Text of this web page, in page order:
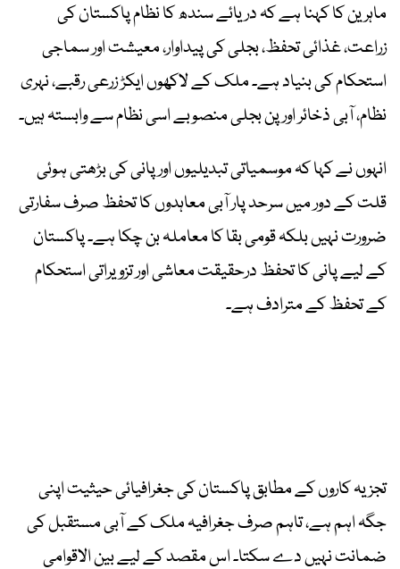
ماہرین کا کہنا ہے کہ دریائے سندھ کا نظام پاکستان کی
زراعت، غذائی تحفظ، بجلی کی پیداوار، معیشت اور سماجی
استحکام کی بنیاد ہے۔ ملک کے لاکھوں ایکڑ زرعی رقبے، نہری
نظام، آبی ذخائر اور پن بجلی منصوبے اسی نظام سے وابستہ ہیں۔
انہوں نے کہا کہ موسمیاتی تبدیلیوں اور پانی کی بڑھتی ہوئی
قلت کے دور میں سرحد پار آبی معاہدوں کا تحفظ صرف سفارتی
ضرورت نہیں بلکہ قومی بقا کا معاملہ بن چکا ہے۔ پاکستان
کے لیے پانی کا تحفظ درحقیقت معاشی اور تزویراتی استحکام
کے تحفظ کے مترادف ہے۔
تجزیہ کاروں کے مطابق پاکستان کی جغرافیائی حیثیت اپنی
جگہ اہم ہے، تاہم صرف جغرافیہ ملک کے آبی مستقبل کی
ضمانت نہیں دے سکتا۔ اس مقصد کے لیے بین الاقوامی